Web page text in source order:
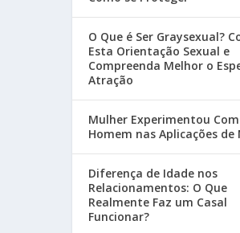
O Que é Ser Graysexual?
Esta Orientação Sexual e
Compreenda Melhor o
Atração
Mulher Experimentou
Homem nas Aplicações de
Diferença de Idade nos
Relacionamentos: O Que
Realmente Faz um Casal
Funcionar?